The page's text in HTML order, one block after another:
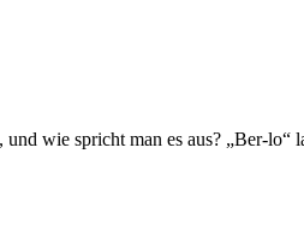
wie spricht man es aus? „Ber-